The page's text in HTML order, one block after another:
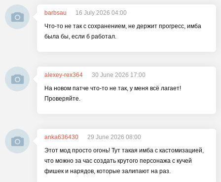
barbsau
16 July 2026 04:00
Что-то не так с сохранением, не держит прогресс, имба
была бы, если б работал.
alexey-rex364
30 June 2026 17:00
На новом патче что-то не так, у меня всё лагает!
Проверяйте.
anka636430
29 June 2026 08:00
Этот мод просто огонь! Тут такая имба с кастомизацией,
что можно за час создать крутого персонажа с кучей
фишек и нарядов, которые залипают на раз.